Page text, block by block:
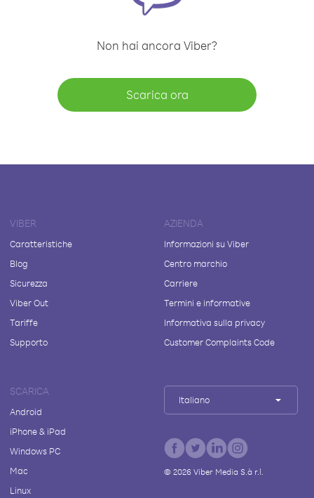
Non hai ancora Viber?
Scarica ora
VIBER
Caratteristiche
Blog
Sicurezza
Viber Out
Tariffe
Supporto
AZIENDA
Informazioni su Viber
Centro marchio
Carriere
Termini e informative
Informativa sulla privacy
Customer Complaints Code
SCARICA
Android
iPhone & iPad
Windows PC
Mac
Linux
Italiano
© 2026Viber Media S.à r.l.